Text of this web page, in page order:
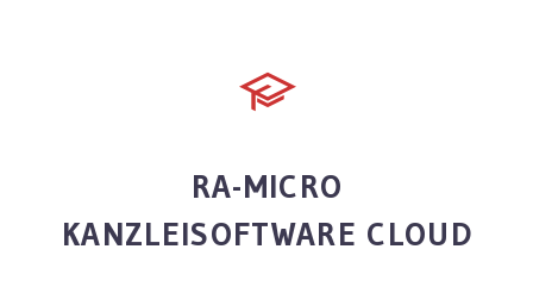
RA-MICRO
KANZLEISOFTWARE CLOUD